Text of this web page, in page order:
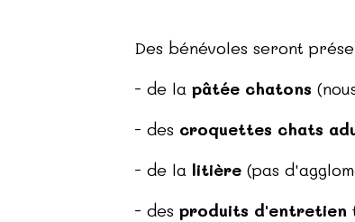
Des bénévoles seront
- de lapâtée chatons
- des croquettes chats
- de la litière(pas
- desproduits d'entretien